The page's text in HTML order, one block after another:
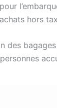
hors
des